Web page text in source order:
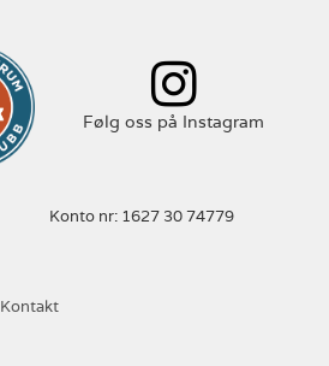
Følg oss på Instagram
Konto nr: 1627 30 74779
Kontakt